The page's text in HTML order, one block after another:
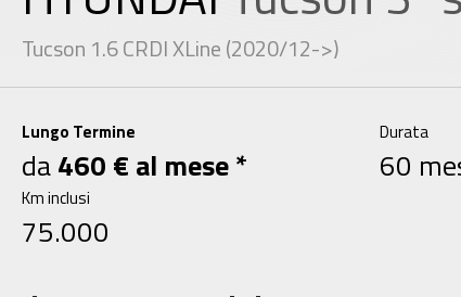
Tucson 1.6 CRDI XLine (2020/12->)
Lungo Termine
da460 € al mese *
Durata
60
Km inclusi
75.000